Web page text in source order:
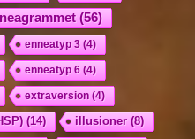
(56)
enneatyp 3 (4)
enneatyp 6 (4)
extraversion (4)
(14) illusioner(8)